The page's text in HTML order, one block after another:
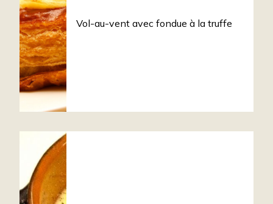
Vol-au-vent avec fondue à la truffe